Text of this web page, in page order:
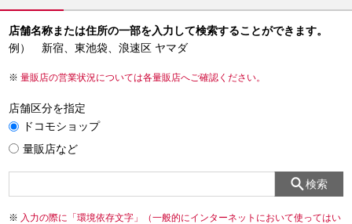
店舗名称または住所の一部を入力して検索することができます。
例） 新宿、東池袋、浪速区 ヤマダ
量販店の営業状況については各量販店へご確認ください。
店舗区分を指定
ドコモショップ
量販店など
検索
入力の際に「環境依存文字」（一般的にインターネットにおいて使ってはい